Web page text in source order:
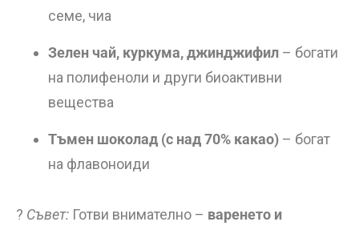
семе, чиа
Зелен чай, куркума, джинджифил – богати
на полифеноли и други биоактивни
вещества
Тъмен шоколад (с над 70% какао) – богат
на флавоноиди
? Съвет: Готви внимателно – варенето и